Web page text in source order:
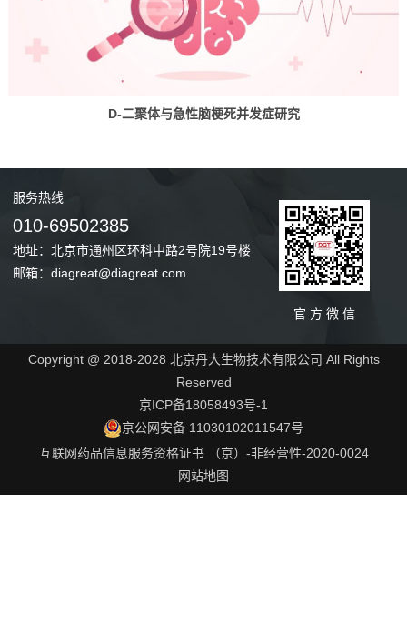
D-二聚体与急性脑梗死并发症研究
服务热线
010-69502385
地址：北京市通州区环科中路2号院19号楼
邮箱：diagreat@diagreat.com
官 方 微 信
Copyright @ 2018-2028 北京丹大生物技术有限公司 All Rights
Reserved
京ICP备18058493号-1
京公网安备 11030102011547号
互联网药品信息服务资格证书 （京）-非经营性-2020-0024
网站地图